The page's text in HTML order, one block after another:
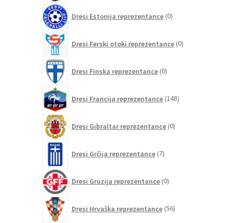
Dresi Estonija reprezentance 0izdelkov
Dresi Ferski otoki reprezentance 0izdelkov
Dresi Finska reprezentance 0izdelkov
Dresi Francija reprezentance 148izdelkov
Dresi Gibraltar reprezentance 0izdelkov
Dresi Grčija reprezentance 7izdelkov
Dresi Gruzija reprezentance 0izdelkov
Dresi Hrvaška reprezentance 56izdelkov